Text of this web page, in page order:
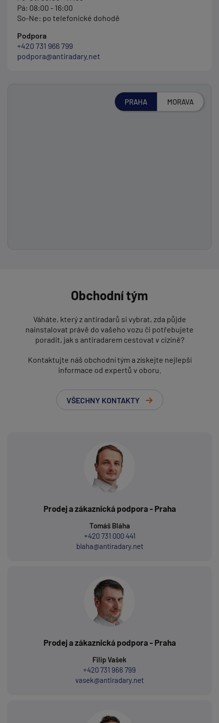
Pá: 08:00 - 16:00
So-Ne: po telefonické dohodě
Podpora
+420 731 966 799
podpora@antiradary.net
PRAHA MORAVA
Obchodní tým
Váháte, který z antiradarů si vybrat, zda půjde
nainstalovat právě do vašeho vozu či potřebujete
poradit, jak s antiradarem cestovat v cizině?
Kontaktujte náš obchodní tým a získejte nejlepší
informace od expertů v oboru.
VŠECHNY KONTAKTY
Prodej a zákaznická podpora - Praha
Tomáš Bláha
+420 731 000 441
blaha@antiradary.net
Prodej a zákaznická podpora - Praha
Filip Vašek
+420 731 966 799
vasek@antiradary.net